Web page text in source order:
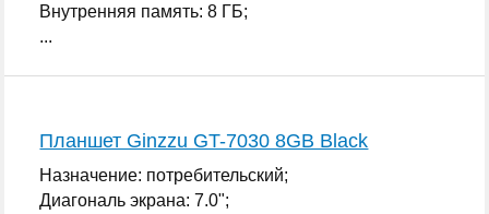
Внутренняя память: 8 ГБ;
...
Планшет Ginzzu GT-7030 8GB Black
Назначение: потребительский;
Диагональ экрана: 7.0";